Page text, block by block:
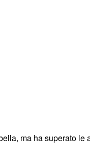
ma ha superato le